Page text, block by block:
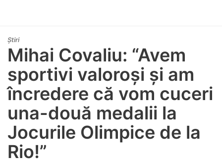
Știri
Mihai Covaliu: “Avem
sportivi valoroşi şi am
încredere că vom cuceri
una-două medalii la
Jocurile Olimpice de la
Rio!”